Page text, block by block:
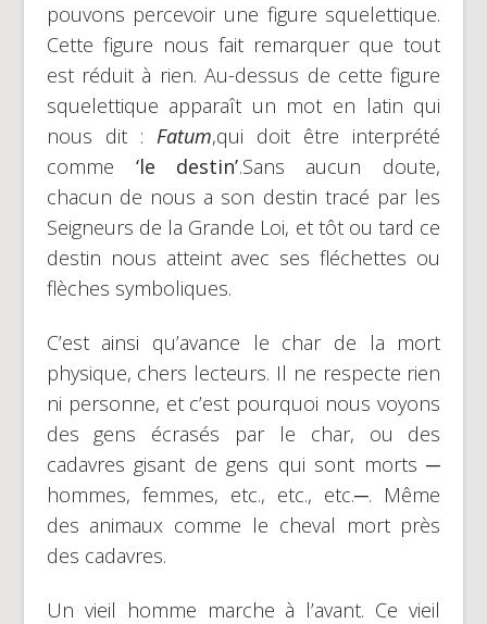
pouvons percevoir une figure squelettique.
Cette figure nous fait remarquer que tout
est réduit à rien. Au-dessus de cette figure
squelettique apparaît un mot en latin qui
nous dit : Fatum,qui doit être interprété
comme ‘le destin’.Sans aucun doute,
chacun de nous a son destin tracé par les
Seigneurs de la Grande Loi, et tôt ou tard ce
destin nous atteint avec ses fléchettes ou
flèches symboliques.
C’est ainsi qu’avance le char de la mort
physique, chers lecteurs. Il ne respecte rien
ni personne, et c’est pourquoi nous voyons
des gens écrasés par le char, ou des
cadavres gisant de gens qui sont morts ─
hommes, femmes, etc., etc., etc.─. Même
des animaux comme le cheval mort près
des cadavres.
Un vieil homme marche à l’avant. Ce vieil